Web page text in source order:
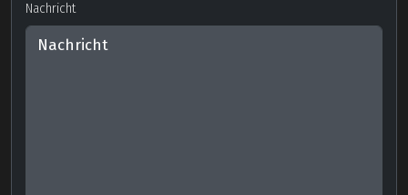
Nachricht